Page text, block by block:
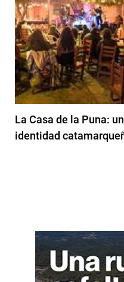
La Casa de la Puna:
identidad